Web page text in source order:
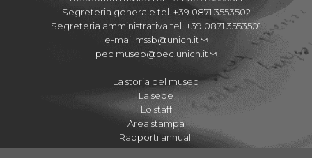
Segreteria generale tel. +39 0871 3553502
Segreteria amministrativa tel. +39 0871 3553501
e-mail mssb@unich.it
pec museo@pec.unich.it
La storia del museo
La sede
Lo staff
Area stampa
Rapporti annuali